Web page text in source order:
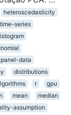
heteroscedasticity
time-series
panel-data
distributions
r
gpu
mean
median
assumption